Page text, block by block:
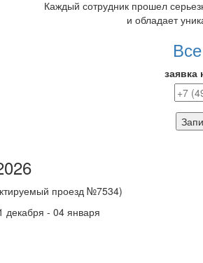
Каждый сотрудник прошел
и обладает
заявка
проезд №7534)
- 04 января